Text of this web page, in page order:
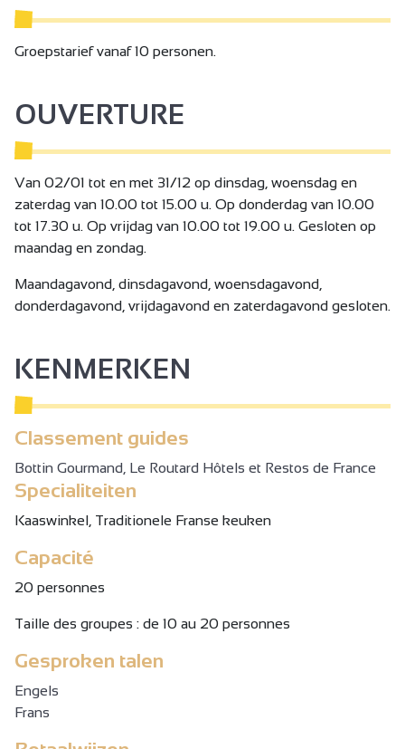
Groepstarief vanaf 10 personen.
OUVERTURE
Van 02/01 tot en met 31/12 op dinsdag, woensdag en
zaterdag van 10.00 tot 15.00 u. Op donderdag van 10.00
tot 17.30 u. Op vrijdag van 10.00 tot 19.00 u. Gesloten op
maandag en zondag.
Maandagavond, dinsdagavond, woensdagavond,
donderdagavond, vrijdagavond en zaterdagavond gesloten.
KENMERKEN
Classement guides
Bottin Gourmand, Le Routard Hôtels et Restos de France
Specialiteiten
Kaaswinkel, Traditionele Franse keuken
Capacité
20 personnes
Taille des groupes : de 10 au 20 personnes
Gesproken talen
Engels
Frans